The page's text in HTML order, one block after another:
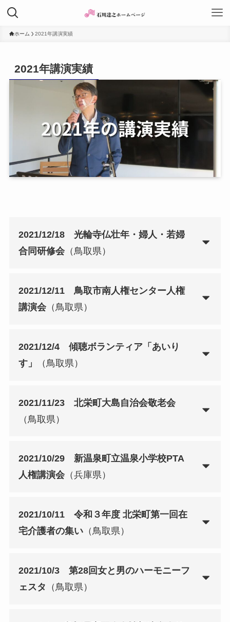
ホーム 2021年講演実績
2021年講演実績
2021/12/18 光輪寺仏壮年・婦人・若婦
合同研修会（鳥取県）
2021/12/11 鳥取市南人権センター人権
講演会（鳥取県）
2021/12/4 傾聴ボランティア「あいり
す」
（鳥取県）
2021/11/23 北栄町大島自治会敬老会
（鳥取県）
2021/10/29 新温泉町立温泉小学校PTA
人権講演会（兵庫県）
2021/10/11 令和３年度 北栄町第一回在
宅介護者の集い（鳥取県）
2021/10/3 第28回女と男のハーモニーフ
ェスタ （鳥取県）